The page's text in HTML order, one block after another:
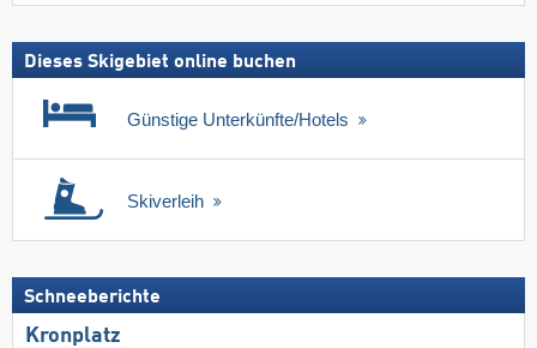
Dieses Skigebiet online buchen
Günstige Unterkünfte/Hotels
Skiverleih
Schneeberichte
Kronplatz